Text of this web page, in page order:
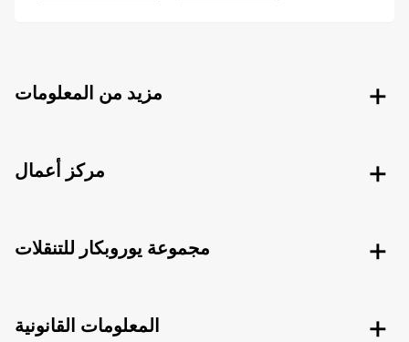
مزيد من المعلومات
مركز أعمال
مجموعة يوروبكار للتنقلات
المعلومات القانونية